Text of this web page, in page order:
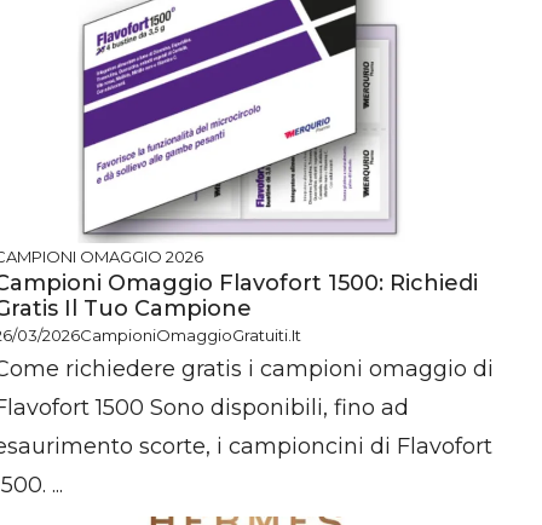
OMAGGIO 2026
Omaggio Flavofort 1500: Richiedi
Il Tuo Campione
03/2026CampioniOmaggioGratuiti.it
richiedere gratis i campioni omaggio di
1500 Sono disponibili, fino ad
scorte, i campioncini di Flavofort
...